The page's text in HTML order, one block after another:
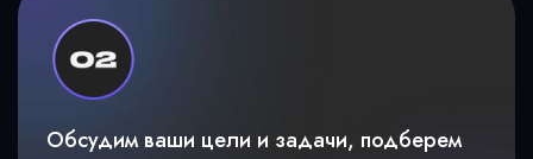
Обсудим ваши цели и задачи, подберем